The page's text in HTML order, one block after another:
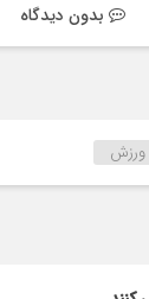
بدون دیدگاه
ورزش